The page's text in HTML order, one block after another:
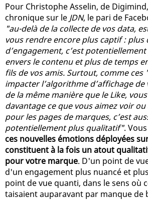
Pour Christophe Asselin, de
chronique sur le JDN, le pari de
"au-delà de la collecte de vos data,
vous rendre encore plus captif : plus
d’engagement, c’est
envers le contenu et plus de temps
fils de vos amis. Surtout, comme ces
impacter l’algorithme d’affichage
de la même manière que le Like,
davantage ce que vous aimez voir
pour les pages de marques, c’est
potentiellement plus qualitatif".
ces nouvelles émotions déployées
constituent à la fois un atout
pour votre marque. D'un point de
d'un engagement plus nuancé et
point de vue quanti, dans le sens où
taisaient auparavant par manque de